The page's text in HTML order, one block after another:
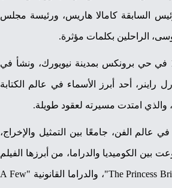
السابقة كامالا هاريس، ورئيسة مجلس
الراحلين بكلمات مؤثرة.
وُلد روب راينر عام 1947 في حي برونكس بمدينة نيويورك، ونشأ في
راينر، أحد أبرز الأسماء في عالم الكتابة
والذي امتدت مسيرته لعقود طويلة.
عالم الفن، جامعًا بين التمثيل والإخراج،
بين الكوميديا والدراما، من أبرزها الفيلم
الكلاسيكي الكوميدي "The Princess Bride"، والدراما القانونية "A Few